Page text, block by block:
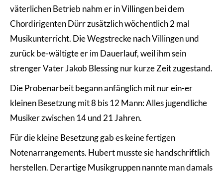
väterlichen Betrieb nahm er in Villingen bei dem
Chordirigenten Dürr zusätzlich wöchentlich 2 mal
Musikunterricht. Die Wegstrecke nach Villingen und
zurück be-wältigte er im Dauerlauf, weil ihm sein
strenger Vater Jakob Blessing nur kurze Zeit zugestand.
Die Probenarbeit begann anfänglich mit nur ein-er
kleinen Besetzung mit 8 bis 12 Mann: Alles jugendliche
Musiker zwischen 14 und 21 Jahren.
Für die kleine Besetzung gab es keine fertigen
Notenarrangements. Hubert musste sie handschriftlich
herstellen. Derartige Musikgruppen nannte man damals